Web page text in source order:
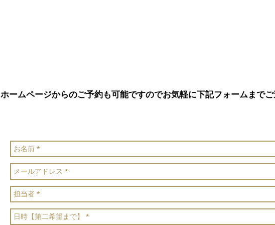
ホームページからのご予約も可能ですのでお気軽に下記フォームまで